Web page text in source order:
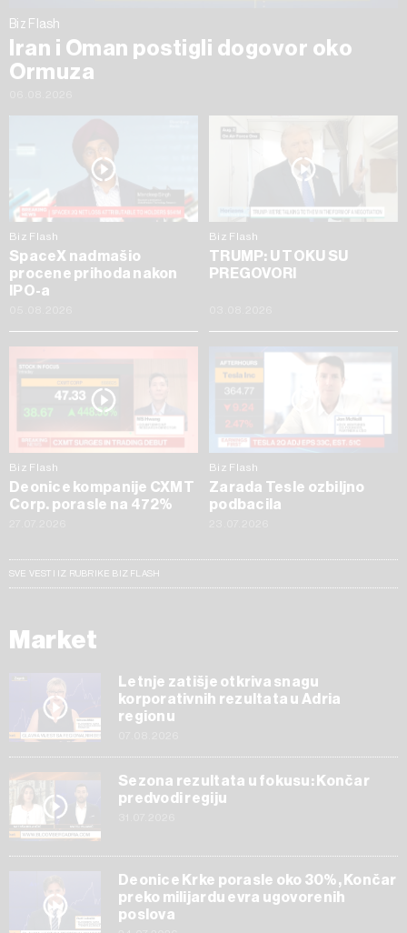
Biz Flash
Iran i Oman postigli dogovor oko
Ormuza
Biz Flash
SpaceX nadmašio
procene prihoda nakon
IPO-a
Biz Flash
TRUMP: U TOKU SU
PREGOVORI
Biz Flash
Deonice kompanije CXMT
Corp. porasle na 472%
Biz Flash
Zarada Tesle ozbiljno
podbacila
SVE VESTI IZ RUBRIKE BIZ FLASH
Market
Letnje zatišje otkriva snagu
korporativnih rezultata u Adria
regionu
Sezona rezultata u fokusu: Končar
predvodi regiju
Deonice Krke porasle oko 30%, Končar
preko milijardu evra ugovorenih
poslova